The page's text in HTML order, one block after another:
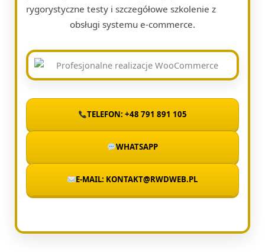
rygorystyczne testy i szczegółowe szkolenie z
obsługi systemu e-commerce.
TELEFON: +48 791 891 105
WHATSAPP
E-MAIL: KONTAKT@RWDWEB.PL